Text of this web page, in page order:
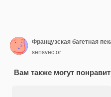
Французская багетная
sensvector
Вам также могут